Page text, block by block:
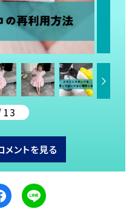
13
メントを見る